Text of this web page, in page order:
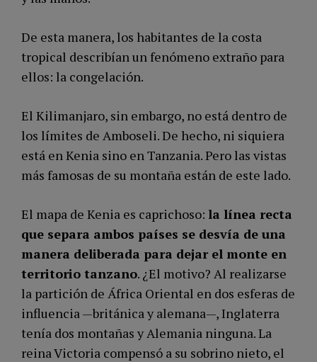
De esta manera, los habitantes de la costa
tropical describían un fenómeno extraño para
ellos: la congelación.
El Kilimanjaro, sin embargo, no está dentro de
los límites de Amboseli. De hecho, ni siquiera
está en Kenia sino en Tanzania. Pero las vistas
más famosas de su montaña están de este lado.
El mapa de Kenia es caprichoso: la línea recta
que separa ambos países se desvía de una
manera deliberada para dejar el monte en
territorio tanzano. ¿El motivo? Al realizarse
la partición de África Oriental en dos esferas de
influencia —británica y alemana—, Inglaterra
tenía dos montañas y Alemania ninguna. La
reina Victoria compensó a su sobrino nieto, el